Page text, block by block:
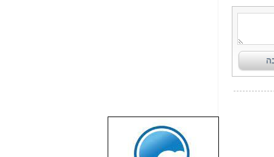
שבוע טוב לכל
הגולשים באשר